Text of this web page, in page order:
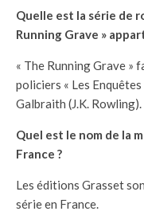
Quelle est la série de
Running Grave »
« The Running Grave »
policiers « Les
Galbraith (J.K. Rowling).
Quel est le nom de la
France ?
Les éditions Grasset
série en France.